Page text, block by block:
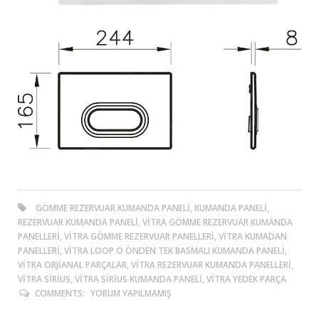
GÖMME REZERVUAR KUMANDA PANELI, KUMANDA PANELI,
REZERVUAR KUMANDA PANELI, VITRA GÖMME REZERVUAR KUMANDA
PANELLERI, VITRA GÖMME REZERVUAR PANELLERI, VITRA KUMADAN
PANELLERI, VITRA LOOP O ÖNDEN TEK BASMALI KUMANDA PANELI,
VITRA ORJIANAL PARÇALAR, VITRA REZERVUAR KUMANDA PANELLERI,
VITRA SIRIUS, VITRA SIRIUS KUMANDA PANELI, VITRA YEDEK PARÇA
COMMENTS: YORUM YAPILMAMIŞ